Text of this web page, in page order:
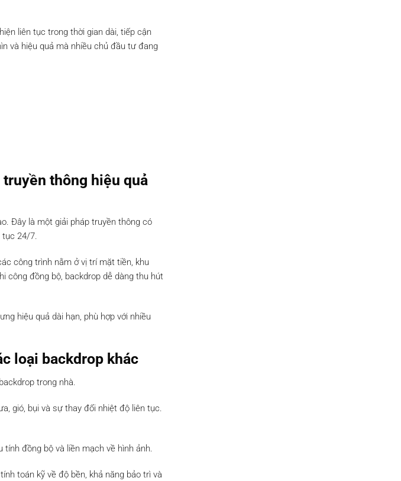
liên tục trong thời gian dài, tiếp cận
và hiệu quả mà nhiều chủ đầu tư đang
thông hiệu quả
Đây là một giải pháp truyền thông có
tục 24/7.
công trình nằm ở vị trí mặt tiền, khu
công đồng bộ, backdrop dễ dàng thu hút
hiệu quả dài hạn, phù hợp với nhiều
loại backdrop khác
trong nhà.
gió, bụi và sự thay đổi nhiệt độ liên tục.
đồng bộ và liền mạch về hình ảnh.
toán kỹ về độ bền, khả năng bảo trì và